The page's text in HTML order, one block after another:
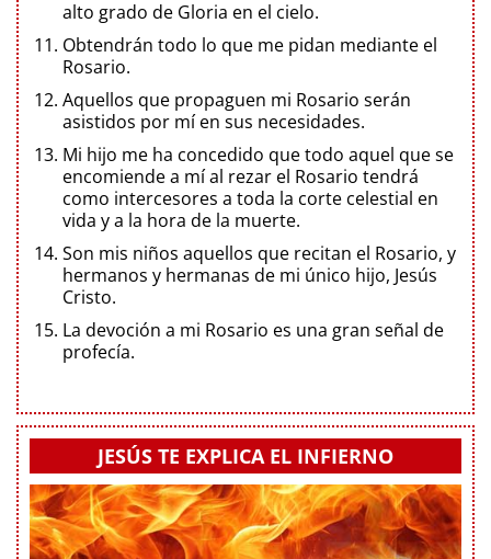
alto grado de Gloria en el cielo.
Obtendrán todo lo que me pidan mediante el
Rosario.
Aquellos que propaguen mi Rosario serán
asistidos por mí en sus necesidades.
Mi hijo me ha concedido que todo aquel que se
encomiende a mí al rezar el Rosario tendrá
como intercesores a toda la corte celestial en
vida y a la hora de la muerte.
Son mis niños aquellos que recitan el Rosario, y
hermanos y hermanas de mi único hijo, Jesús
Cristo.
La devoción a mi Rosario es una gran señal de
profecía.
JESÚS TE EXPLICA EL INFIERNO